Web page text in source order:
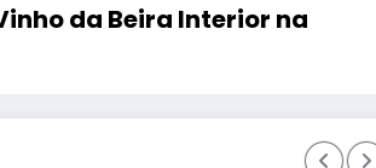
da Beira Interior na